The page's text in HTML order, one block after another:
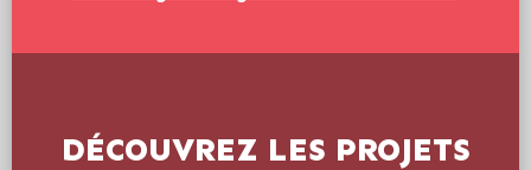
DÉCOUVREZ LES PROJETS